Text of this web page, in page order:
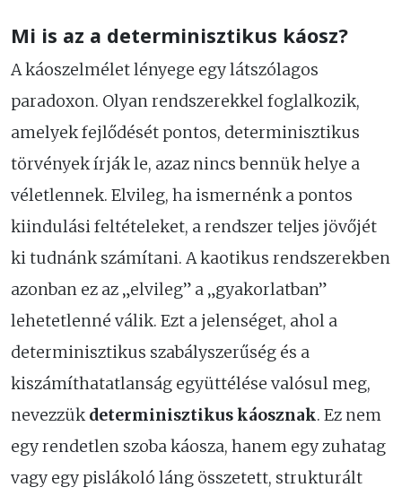
Mi is az a determinisztikus káosz?
A káoszelmélet lényege egy látszólagos
paradoxon. Olyan rendszerekkel foglalkozik,
amelyek fejlődését pontos, determinisztikus
törvények írják le, azaz nincs bennük helye a
véletlennek. Elvileg, ha ismernénk a pontos
kiindulási feltételeket, a rendszer teljes jövőjét
ki tudnánk számítani. A kaotikus rendszerekben
azonban ez az „elvileg” a „gyakorlatban”
lehetetlenné válik. Ezt a jelenséget, ahol a
determinisztikus szabályszerűség és a
kiszámíthatatlanság együttélése valósul meg,
nevezzükdeterminisztikus káosznak. Ez nem
egy rendetlen szoba káosza, hanem egy zuhatag
vagy egy pislákoló láng összetett, strukturált